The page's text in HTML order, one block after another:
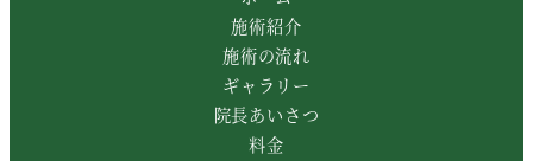
施術紹介
施術の流れ
ギャラリー
院長あいさつ
料金